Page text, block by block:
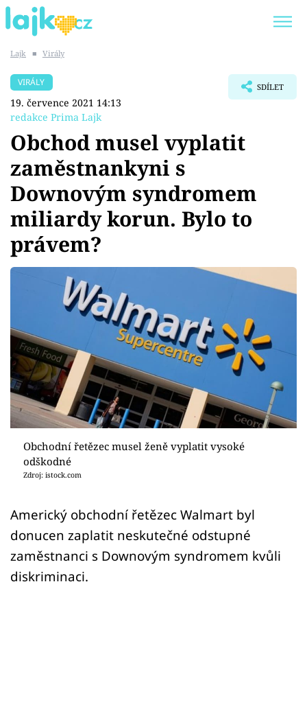
SHOPAHOLICADEL
Témata
Showbyznys
Youtubeři
Sex a vztahy
Videa
Sledujte prima+
Přihlášení
Sledujte nás
Lajk ■ Virály
VIRÁLY
19. července 2021 14:13
redakce Prima Lajk
SDÍLET
Obchod musel vyplatit
zaměstnankyni s
Downovým syndromem
miliardy korun. Bylo to
právem?
Obchodní řetězec musel ženě vyplatit vysoké
odškodné
Zdroj: istock.com
Americký obchodní řetězec Walmart byl
donucen zaplatit neskutečné odstupné
zaměstnanci s Downovým syndromem kvůli
diskriminaci.